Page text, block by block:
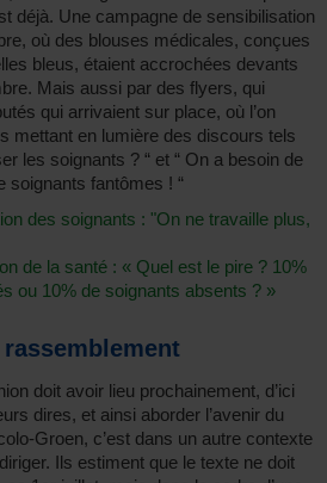
déjà. Une campagne de sensibilisation
où des blouses médicales, conçues
bleus, étaient accrochées devants
Mais aussi par des flyers, qui
qui arrivaient sur place, où l’on
mettant en lumière des discours tels
les soignants ? “ et “ On a besoin de
soignants fantômes ! “
des soignants : "On ne travaille plus,
de la santé : « Quel est le pire ? 10%
ou 10% de soignants absents ? »
doit avoir lieu prochainement, d’ici
dires, et ainsi aborder l’avenir du
Groen, c’est dans un autre contexte
Ils estiment que le texte ne doit